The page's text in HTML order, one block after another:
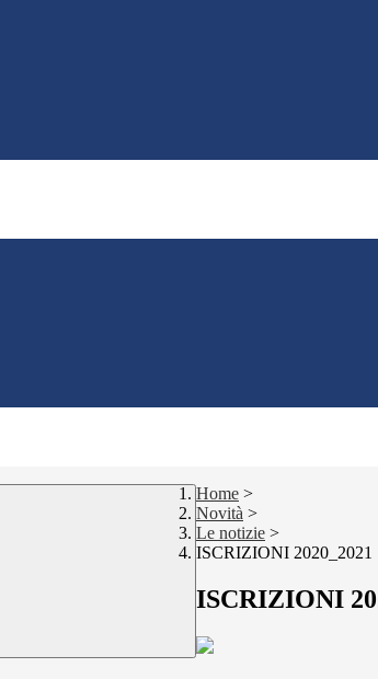
Home >
Novità >
Le notizie >
ISCRIZIONI 2020_2021
ISCRIZIONI